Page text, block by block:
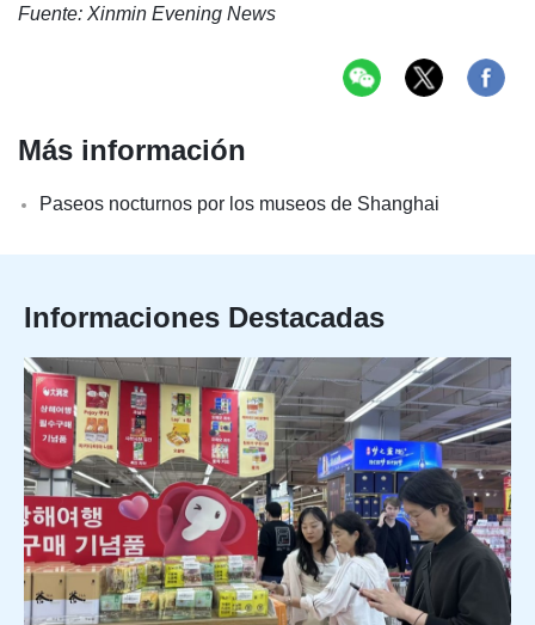
Fuente: Xinmin Evening News
Más información
Paseos nocturnos por los museos de Shanghai
Informaciones Destacadas